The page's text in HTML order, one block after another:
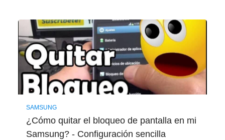
SAMSUNG
¿Cómo quitar el bloqueo de pantalla en mi
Samsung? - Configuración sencilla